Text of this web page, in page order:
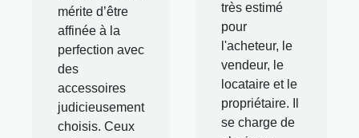
mérite d’être
affinée à la
perfection avec
des
accessoires
judicieusement
choisis. Ceux
très estimé
pour
l'acheteur, le
vendeur, le
locataire et le
propriétaire. Il
se charge de